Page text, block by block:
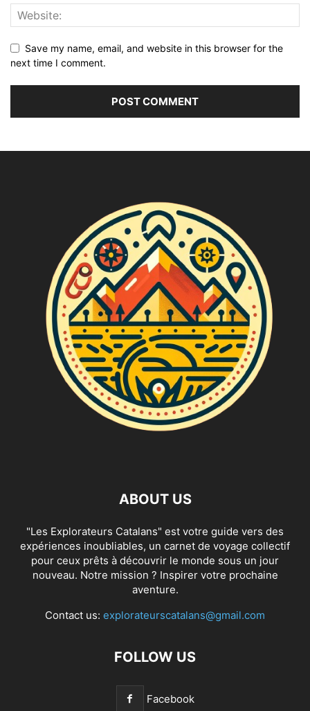
Save my name, email, and website in this browser for the
next time I comment.
ABOUT US
"Les Explorateurs Catalans" est votre guide vers des
expériences inoubliables, un carnet de voyage collectif
pour ceux prêts à découvrir le monde sous un jour
nouveau. Notre mission ? Inspirer votre prochaine
aventure.
Contact us: explorateurscatalans@gmail.com
FOLLOW US
Facebook